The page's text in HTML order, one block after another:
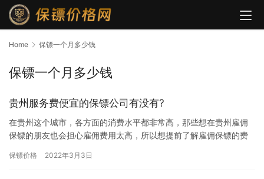
Home 保镖一个月多少钱
保镖一个月多少钱
贵州服务费便宜的保镖公司有没有?
在贵州这个城市，各方面的消费水平都非常高，那些想在贵州雇佣
保镖的朋友也会担心雇佣费用太高，所以想提前了解雇佣保镖的费
那贵州…
保镖价格 2022年3月3日